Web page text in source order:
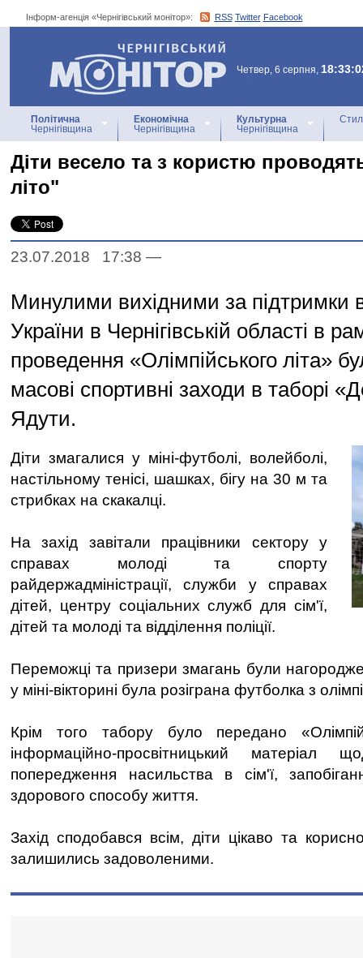
Інформ-агенція «Чернігівський монітор»: RSS Twitter Facebook
Інформ-агенція
«Чернігівський монітор»
Четвер, 6 серпня,
Політична
Чернігівщина
Економічна
Чернігівщина
Культурна
Чернігівщина
Діти весело та з користю
літо"
23.07.2018 17:38 —
Минулими вихідними за підтримки
України в Чернігівській області в
проведення «Олімпійського літа»
масові спортивні заходи в таборі
Ядути.
Діти змагалися у міні-футболі, волейболі,
настільному тенісі, шашках, бігу на 30 м та
стрибках на скакалці.
На захід завітали працівники сектору у
справах молоді та спорту
райдержадміністрації, служби у справах
дітей, центру соціальних служб для сім'ї,
дітей та молоді та відділення поліції.
Переможці та призери змагань були
у міні-вікторині була розіграна футболка з
Крім того табору було передано
інформаційно-просвітницький матеріал
попередження насильства в сім'ї,
здорового способу життя.
Захід сподобався всім, діти цікаво та
залишились задоволеними.